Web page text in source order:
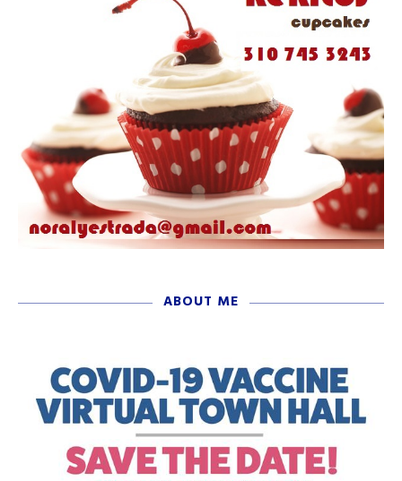
ABOUT ME